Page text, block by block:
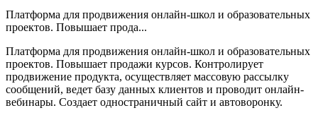
Платформа для продвижения онлайн-школ и образовательных
проектов. Повышает прода...
Платформа для продвижения онлайн-школ и образовательных
проектов. Повышает продажи курсов. Контролирует
продвижение продукта, осуществляет массовую рассылку
сообщений, ведет базу данных клиентов и проводит онлайн-
вебинары. Создает одностраничный сайт и автоворонку.